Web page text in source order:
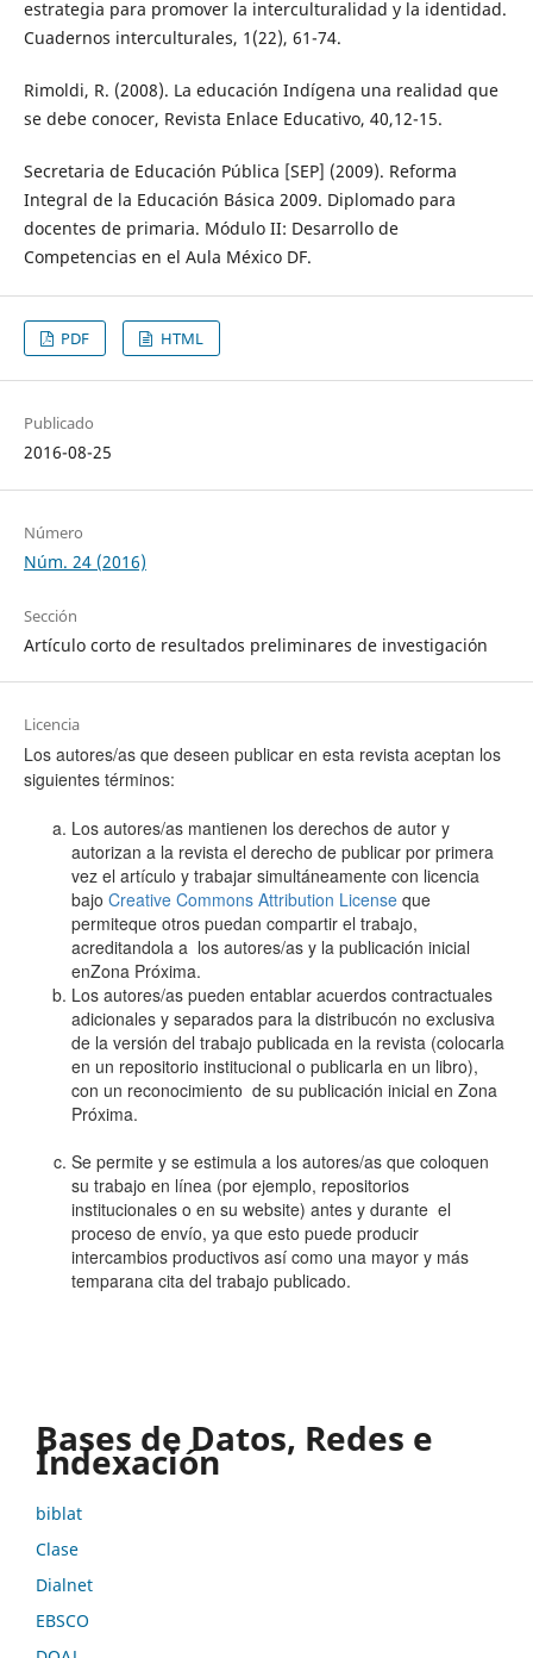
estrategia para promover la interculturalidad y la identidad.
Cuadernos interculturales, 1(22), 61-74.
Rimoldi, R. (2008). La educación Indígena una realidad que
se debe conocer, Revista Enlace Educativo, 40,12-15.
Secretaria de Educación Pública [SEP] (2009). Reforma
Integral de la Educación Básica 2009. Diplomado para
docentes de primaria. Módulo II: Desarrollo de
Competencias en el Aula México DF.
PDF HTML
Publicado
2016-08-25
Número
Núm. 24 (2016)
Sección
Artículo corto de resultados preliminares de investigación
Licencia
Los autores/as que deseen publicar en esta revista aceptan los
siguientes términos:
Los autores/as mantienen los derechos de autor y
autorizan a la revista el derecho de publicar por primera
vez el artículo y trabajar simultáneamente con licencia
bajo Creative Commons Attribution Licenseque
permiteque otros puedan compartir el trabajo,
acreditandola a los autores/as y la publicación inicial
enZona Próxima.
Los autores/as pueden entablar acuerdos contractuales
adicionales y separados para la distribucón no exclusiva
de la versión del trabajo publicada en la revista (colocarla
en un repositorio institucional o publicarla en un libro),
con un reconocimiento de su publicación inicial en Zona
Próxima.
Se permite y se estimula a los autores/as que coloquen
su trabajo en línea (por ejemplo, repositorios
institucionales o en su website) antes y durante el
proceso de envío, ya que esto puede producir
intercambios productivos así como una mayor y más
temparana cita del trabajo publicado.
Bases de Datos, Redes e
Indexación
biblat
Clase
Dialnet
EBSCO